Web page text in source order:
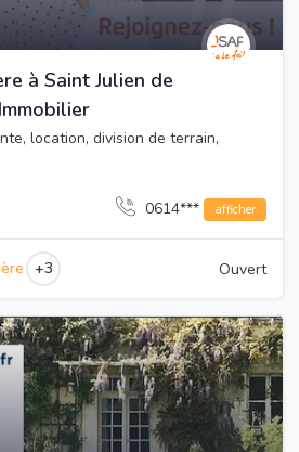
à Saint Julien de
location, division de terrain,
0614*** afficher
+3 Ouvert